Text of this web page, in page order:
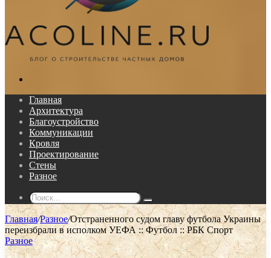
Главная
Архитектура
Благоустройство
Коммуникации
Кровля
Проектирование
Стены
Разное
Поиск...
Главная/Разное/Отстраненного судом главу футбола Украины
переизбрали в исполком УЕФА :: Футбол :: РБК Спорт
Разное